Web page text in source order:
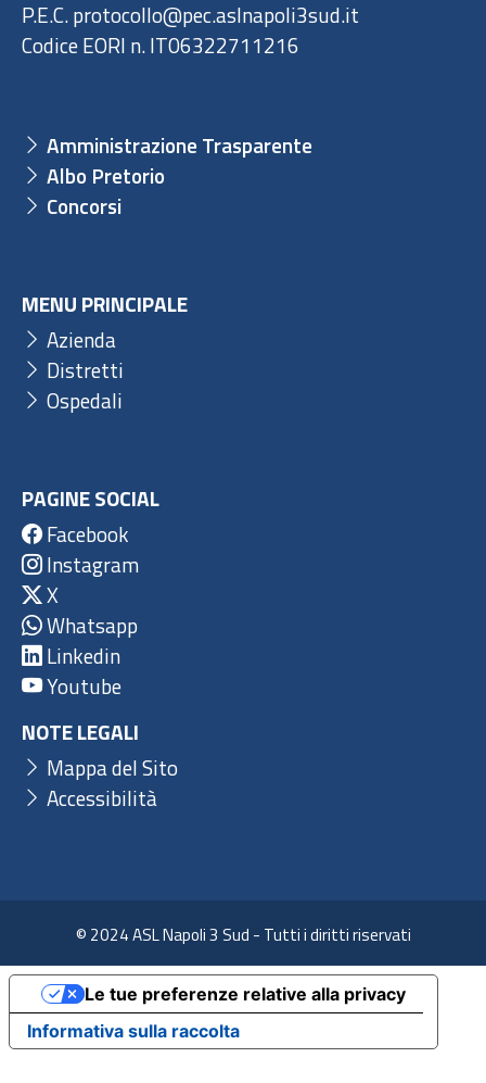
P.E.C. protocollo@pec.aslnapoli3sud.it
Codice EORI n. IT06322711216
Amministrazione Trasparente
Albo Pretorio
Concorsi
MENU PRINCIPALE
Azienda
Distretti
Ospedali
PAGINE SOCIAL
Facebook
Instagram
X
Whatsapp
Linkedin
Youtube
NOTE LEGALI
Mappa del Sito
Accessibilità
© 2024 ASL Napoli 3 Sud - Tutti i diritti riservati
Informativa sulla raccolta
Le tue preferenze relative alla privacy